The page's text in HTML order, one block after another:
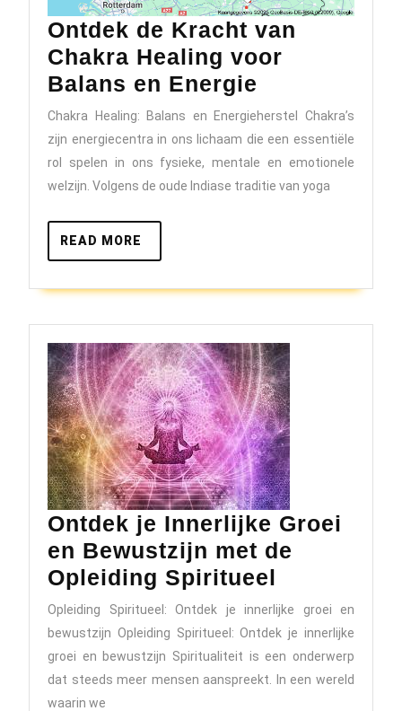
Ontdek de Kracht van
Chakra Healing voor
Balans en Energie
de
Kracht
van
Chakra
en
Energie
Chakra Healing: Balans en Energieherstel Chakra’s
zijn energiecentra in ons lichaam die een essentiële
rol spelen in ons fysieke, mentale en emotionele
welzijn. Volgens de oude Indiase traditie van yoga
READ MORE
MORE
Ontdek je Innerlijke Groei
en Bewustzijn met de
Opleiding Spiritueel
je
Innerlijke
Groei
en
Opleiding Spiritueel: Ontdek je innerlijke groei en
bewustzijn Opleiding Spiritueel: Ontdek je innerlijke
groei en bewustzijn Spiritualiteit is een onderwerp
dat steeds meer mensen aanspreekt. In een wereld
waarin we